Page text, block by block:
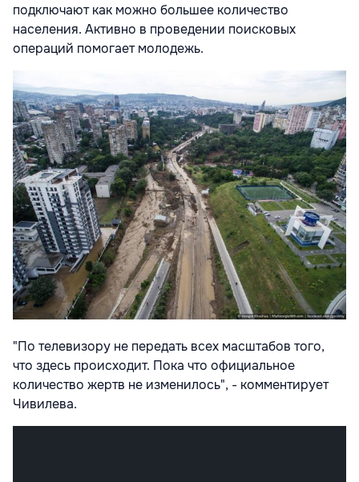
подключают как можно большее количество
населения. Активно в проведении поисковых
операций помогает молодежь.
"По телевизору не передать всех масштабов того,
что здесь происходит. Пока что официальное
количество жертв не изменилось", - комментирует
Чивилева.